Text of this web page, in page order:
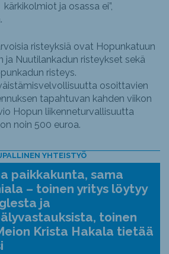
ja osassa ei”,
risteyksiä ovat Hopunkatuun
ja Nuutilankadun risteykset sekä
risteys.
osoittavien
tapahtuvan kahden viikon
Hopun liikenneturvallisuutta
noin 500 euroa.
YHTEISTYÖ
paikkakunta, sama
– toinen yritys löytyy
ja
toinen
Krista Hakala tietää